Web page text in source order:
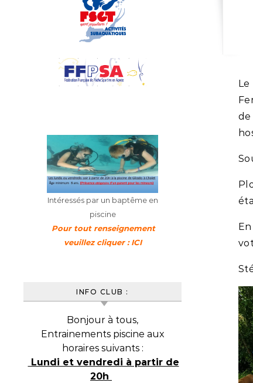
Intéressés par un baptême en
piscine
Pour tout renseignement
veuillez cliquer : ICI
INFO CLUB :
Bonjour à tous,
Entrainements piscine aux
horaires suivants :
Lundi et vendredi à partir de
20h
Le SUBAQUA a une nouvelle fois honoré sa présence à la